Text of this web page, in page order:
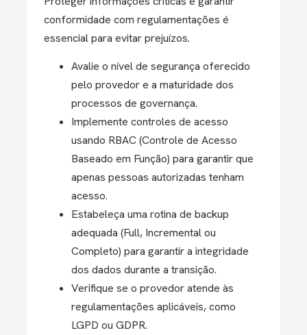
conformidade com regulamentações é
essencial para evitar prejuízos.
Avalie o nível de segurança oferecido
pelo provedor e a maturidade dos
processos de governança.
Implemente controles de acesso
usando RBAC (Controle de Acesso
Baseado em Função) para garantir que
apenas pessoas autorizadas tenham
acesso.
Estabeleça uma rotina de backup
adequada (Full, Incremental ou
Completo) para garantir a integridade
dos dados durante a transição.
Verifique se o provedor atende às
regulamentações aplicáveis, como
LGPD ou GDPR.